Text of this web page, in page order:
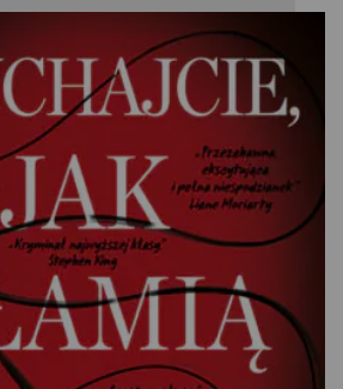
Amy Tintera